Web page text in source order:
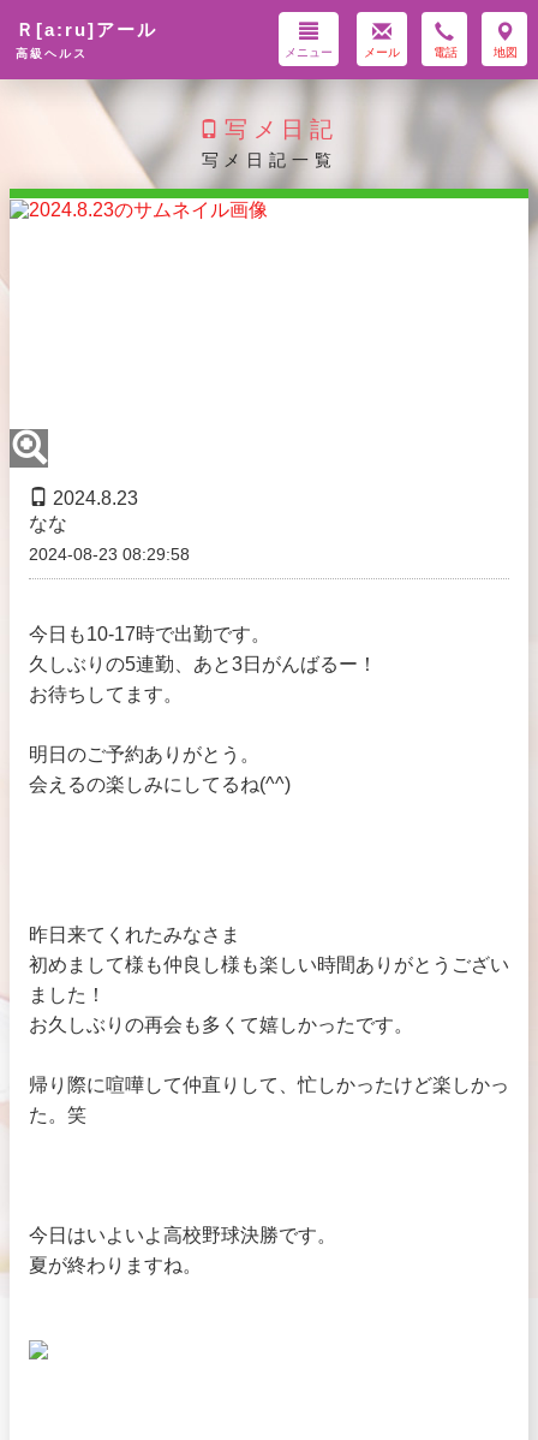
地図
電話
メール
メニュー
Ｒ[a:ru]アール
高級ヘルス
写メ日記
写メ日記一覧
2024.8.23
なな
2024-08-23 08:29:58
今日も10-17時で出勤です。
久しぶりの5連勤、あと3日がんばるー！
お待ちしてます。
明日のご予約ありがとう。
会えるの楽しみにしてるね(^^)
昨日来てくれたみなさま
初めまして様も仲良し様も楽しい時間ありがとうござい
ました！
お久しぶりの再会も多くて嬉しかったです。
帰り際に喧嘩して仲直りして、忙しかったけど楽しかっ
た。笑
今日はいよいよ高校野球決勝です。
夏が終わりますね。